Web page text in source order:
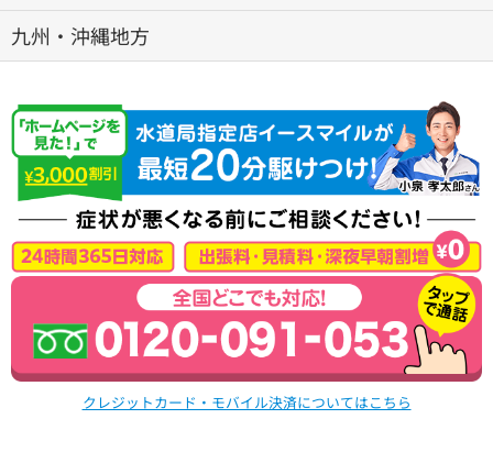
九州・沖縄地方
クレジットカード・モバイル決済についてはこちら